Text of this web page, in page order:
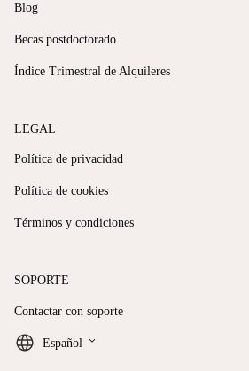
Blog
Becas postdoctorado
Índice Trimestral de Alquileres
LEGAL
Política de privacidad
Política de cookies
Términos y condiciones
SOPORTE
Contactar con soporte
Español keyboard_arrow_down